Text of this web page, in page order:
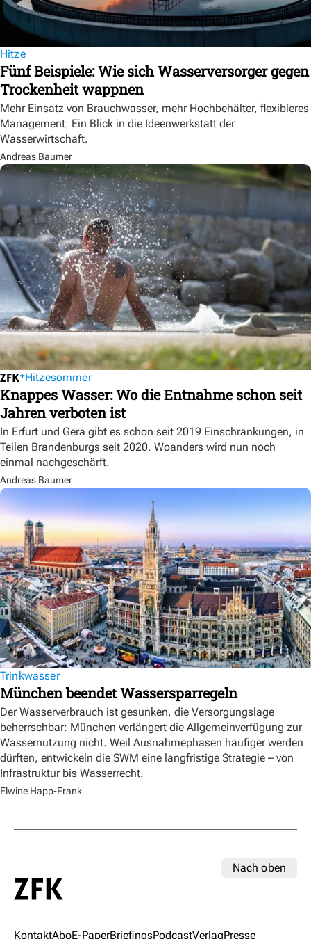
Hitze
Fünf Beispiele: Wie sich Wasserversorger gegen
Trockenheit wappnen
Mehr Einsatz von Brauchwasser, mehr Hochbehälter, flexibleres
Management: Ein Blick in die Ideenwerkstatt der
Wasserwirtschaft.
Andreas Baumer
Hitzesommer
Knappes Wasser: Wo die Entnahme schon seit
Jahren verboten ist
In Erfurt und Gera gibt es schon seit 2019 Einschränkungen, in
Teilen Brandenburgs seit 2020. Woanders wird nun noch
einmal nachgeschärft.
Andreas Baumer
Trinkwasser
München beendet Wassersparregeln
Der Wasserverbrauch ist gesunken, die Versorgungslage
beherrschbar: München verlängert die Allgemeinverfügung zur
Wassernutzung nicht. Weil Ausnahmephasen häufiger werden
dürften, entwickeln die SWM eine langfristige Strategie – von
Infrastruktur bis Wasserrecht.
Elwine Happ-Frank
Nach oben
KontaktAboE-PaperBriefingsPodcastVerlagPresse